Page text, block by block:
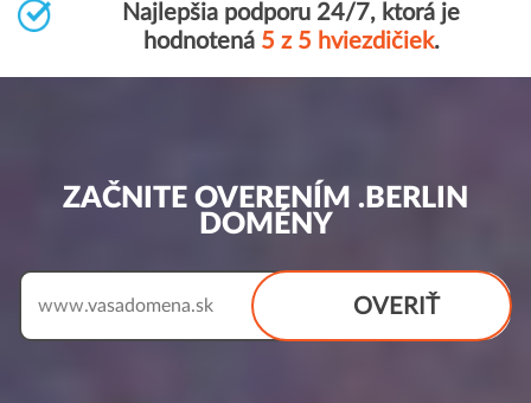
Najlepšia podporu 24/7, ktorá je
hodnotená 5 z 5 hviezdičiek.
ZAČNITE OVERENÍM .BERLIN
DOMÉNY
OVERIŤ
www.